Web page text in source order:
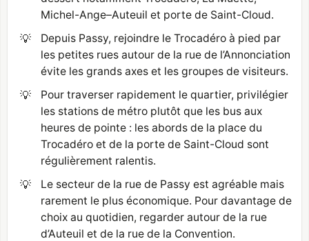
Michel-Ange–Auteuil et porte de Saint-Cloud.
💡
Depuis Passy, rejoindre le Trocadéro à pied par
les petites rues autour de la rue de l’Annonciation
évite les grands axes et les groupes de visiteurs.
💡
Pour traverser rapidement le quartier, privilégier
les stations de métro plutôt que les bus aux
heures de pointe : les abords de la place du
Trocadéro et de la porte de Saint-Cloud sont
régulièrement ralentis.
💡
Le secteur de la rue de Passy est agréable mais
rarement le plus économique. Pour davantage de
choix au quotidien, regarder autour de la rue
d’Auteuil et de la rue de la Convention.